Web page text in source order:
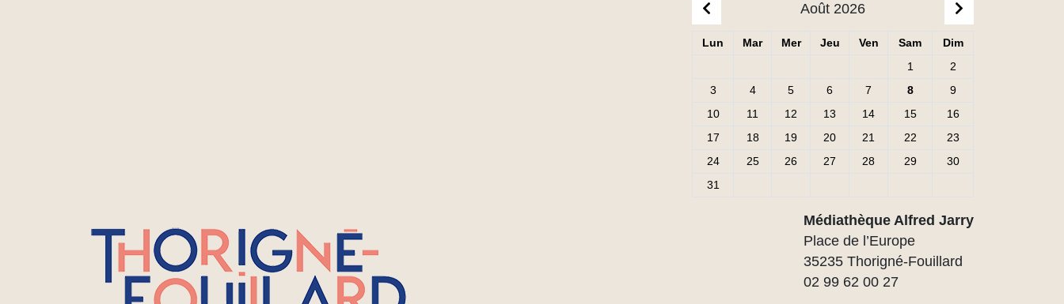
CLIQUER POUR AFFICHER LE MOIS PRÉCÉDENT
Août 2026
CLIQUER
Lun LundiMarMardiMerMercredi
JeuJeudiVenVendredi
SamSamedi
DimDimanche
1
2
3
4 5 6 7 8
9
10
11 12 13 14 15
16
17
18 19 20 21 22
23
24
25 26 27 28 29
30
31
Médiathèque Alfred Jarry
Place de l’Europe
35235 Thorigné-Fouillard
02 99 62 00 27